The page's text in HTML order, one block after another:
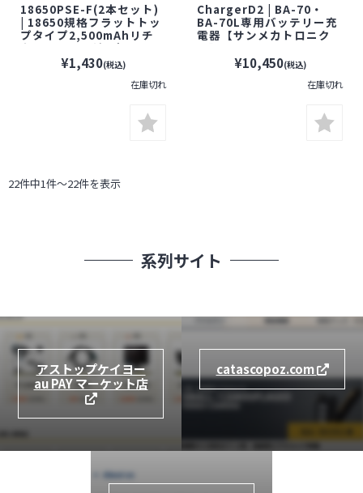
18650PSE-F(2本セット)
| 18650規格フラットトッ
プタイプ2,500mAhリチ
ウムイオン電池2本セット
【すぐ発(即日発送)】防犯
カメラ 監視カメラ
¥1,430(税込)
在庫切れ
ChargerD2 | BA-70・
BA-70L専用バッテリー充
電器【サンメカトロニク
¥10,450(税込)
在庫切れ
22件中1件～22件を表示
系列サイト
アストップケイヨー
au PAY マーケット店
catascopoz.com